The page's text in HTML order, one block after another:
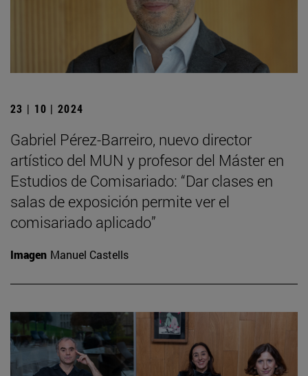
23 | 10 | 2024
Gabriel Pérez-Barreiro, nuevo director
artístico del MUN y profesor del Máster en
Estudios de Comisariado: “Dar clases en
salas de exposición permite ver el
comisariado aplicado”
Imagen Manuel Castells